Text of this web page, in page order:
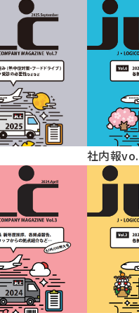
社内報